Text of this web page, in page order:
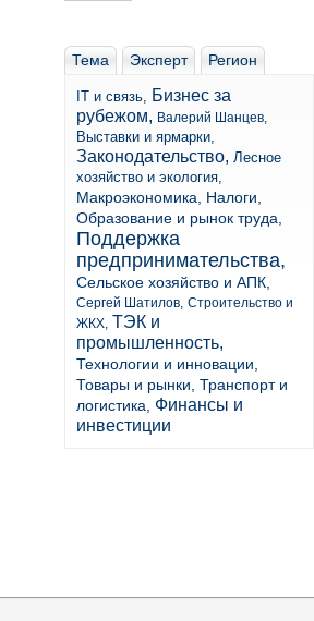
Тема Эксперт Регион
IT и связь, Бизнес за
рубежом, Валерий Шанцев,
Выставки и ярмарки,
Законодательство, Лесное
хозяйство и экология,
Макроэкономика,
Налоги,
Образование и рынок труда,
Поддержка
предпринимательства,
Сельское хозяйство и АПК,
Сергей Шатилов, Строительство и
ЖКХ, ТЭК и
промышленность,
Технологии и инновации,
Товары и рынки, Транспорт и
логистика,
Финансы и
инвестиции